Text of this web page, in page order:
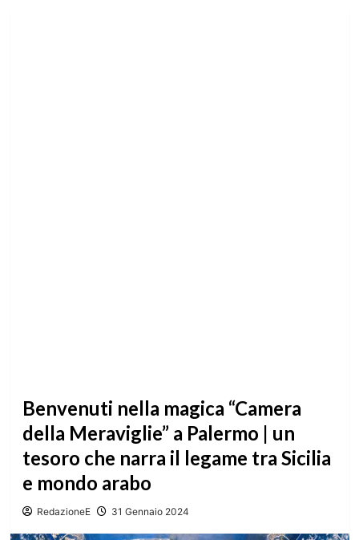
Benvenuti nella magica “Camera
della Meraviglie” a Palermo | un
tesoro che narra il legame tra Sicilia
e mondo arabo
RedazioneE 31 Gennaio 2024